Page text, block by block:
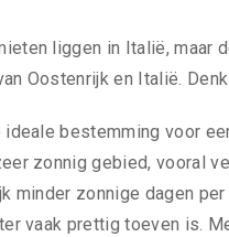
liggen in Italië, maar
Oostenrijk en Italië.
ideale bestemming voor
zonnig gebied, vooral
minder zonnige dagen
vaak prettig toeven is.